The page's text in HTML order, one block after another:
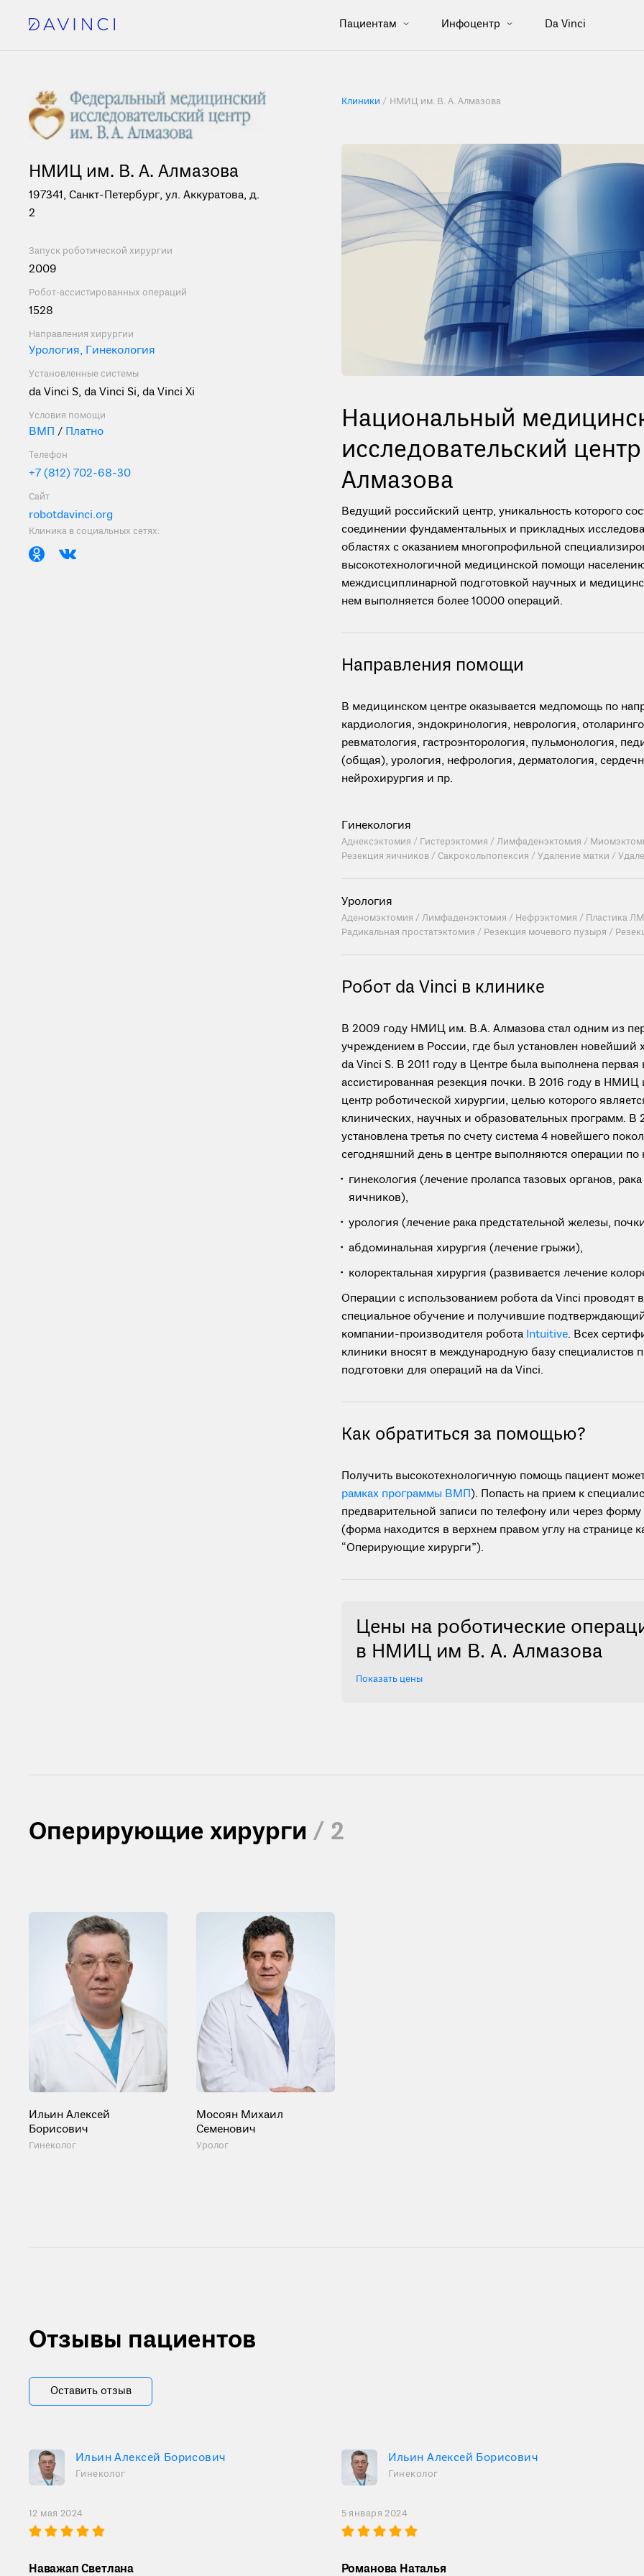
Пациентам Инфоцентр Da Vinci
Клиники / НМИЦ им. В. А. Алмазова
НМИЦ им. В. А. Алмазова
197341, Санкт-Петербург, ул. Аккуратова, д.
2
Запуск роботической хирургии
2009
Робот-ассистированных операций
1528
Направления хирургии
Урология, Гинекология
Установленные системы
da Vinci S, da Vinci Si, da Vinci Xi
Условия помощи
ВМП / Платно
Телефон
+7 (812) 702-68-30
Сайт
robotdavinci.org
Клиника в социальных сетях:
Национальный
исследовательский
Алмазова
Ведущий российский центр, уникальность которого
соединении фундаментальных и прикладных
областях с оказанием многопрофильной
высокотехнологичной медицинской помощи
междисциплинарной подготовкой научных и
нем выполняется более 10000 операций.
Направления помощи
В медицинском центре оказывается медпомощь по
кардиология, эндокринология, неврология,
ревматология, гастроэнторология, пульмонология,
(общая), урология, нефрология, дерматология,
нейрохирургия и пр.
Гинекология
Аднексэктомия / Гистерэктомия /Лимфаденэктомия /
Резекция яичников / Сакрокольпопексия /Удаление матки /
Урология
Аденомэктомия /Лимфаденэктомия / Нефрэктомия / Пластика
Радикальная простатэктомия / Резекция мочевого пузыря /
Робот da Vinci в клинике
В 2009 году НМИЦ им. В.А. Алмазова стал одним из
учреждением в России, где был установлен новейший
da Vinci S. В 2011 году в Центре была выполнена
ассистированная резекция почки. В 2016 году в
центр роботической хирургии, целью которого
клинических, научных и образовательных программ. В
установлена третья по счету система 4 новейшего
сегодняшний день в центре выполняются операции по
гинекология (лечение пролапса тазовых органов,
яичников),
урология (лечение рака предстательной железы,
абдоминальная хирургия (лечение грыжи),
колоректальная хирургия (развивается лечение
Операции с использованием робота da Vinci проводят
специальное обучение и получившие
компании-производителя робота Intuitive. Всех
клиники вносят в международную базу специалистов
подготовки для операций на da Vinci.
Как обратиться за помощью?
Получить высокотехнологичную помощь пациент
рамках программы ВМП). Попасть на прием к
предварительной записи по телефону или через
(форма находится в верхнем правом углу на странице
“Оперирующие хирурги”).
Цены на роботические
в НМИЦ им В. А. Алмазова
Показать цены
Оперирующие хирурги / 2
Ильин Алексей
Борисович
Гинеколог
Мосоян Михаил
Семенович
Уролог
Отзывы пациентов
Оставить отзыв
Ильин Алексей Борисович
Гинеколог
12 мая 2024
Наважап Светлана
Ильин Алексей Борисович
Гинеколог
5 января 2024
Романова Наталья